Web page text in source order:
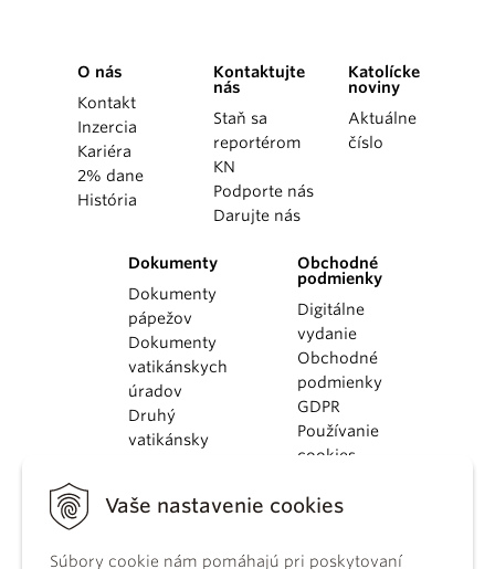
Vaše nastavenie cookies
Súbory cookie nám pomáhajú pri poskytovaní
O nás
Kontakt
Inzercia
Kariéra
2% dane
História
Kontaktujte
nás
Staň sa
reportérom
KN
Podporte nás
Darujte nás
Katolícke
noviny
Aktuálne
číslo
Dokumenty
Dokumenty
pápežov
Dokumenty
vatikánskych
úradov
Druhý
vatikánsky
KBS
kánonického
Obchodné
podmienky
Digitálne
vydanie
Obchodné
podmienky
GDPR
Používanie
cookies